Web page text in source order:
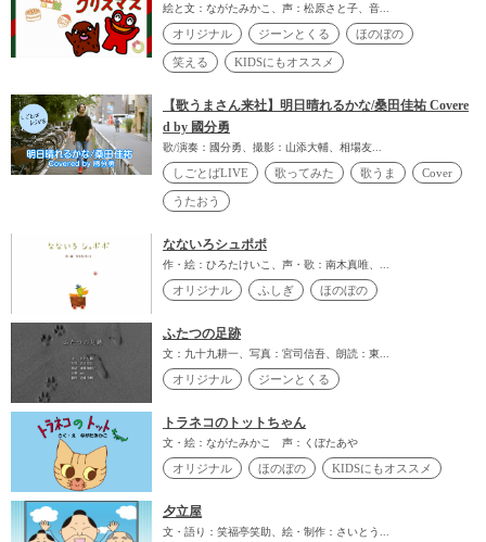
絵と文：ながたみかこ、声：松原さと子、音...
オリジナル ジーンとくる ほのぼの
笑える KIDSにもオススメ
【歌うまさん来社】明日晴れるかな/桑田佳祐 Covere
d by 國分勇
歌/演奏：國分勇、撮影：山添大輔、相場友...
しごとばLIVE 歌ってみた 歌うま Cover
うたおう
なないろシュポポ
作・絵：ひろたけいこ、声・歌：南木真唯、...
オリジナル ふしぎ ほのぼの
ふたつの足跡
文：九十九耕一、写真：宮司信吾、朗読：東...
オリジナル ジーンとくる
トラネコのトットちゃん
文・絵：ながたみかこ 声：くぼたあや
オリジナル ほのぼの KIDSにもオススメ
夕立屋
文・語り：笑福亭笑助、絵・制作：さいとう...